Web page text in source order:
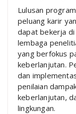
Lulusan
peluang karir
dapat bekerja
lembaga
yang berfokus
keberlanjutan.
dan
penilaian
keberlanjutan,
lingkungan.